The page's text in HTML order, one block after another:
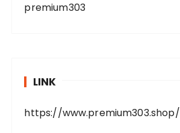
premium303
LINK
https://www.premium303.shop/